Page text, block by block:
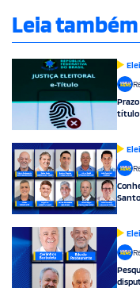
Leia também
título
Santo